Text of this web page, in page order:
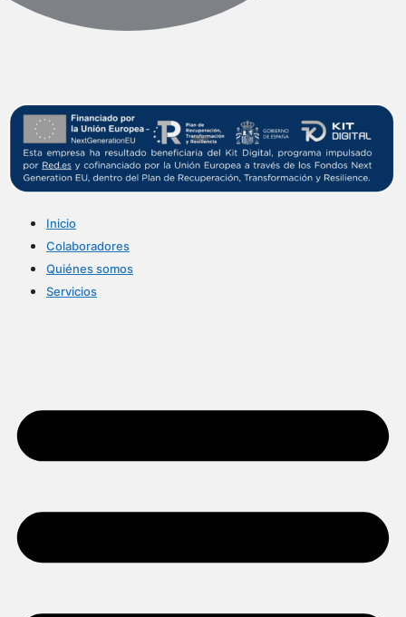
Inicio
Colaboradores
Quiénes somos
Servicios